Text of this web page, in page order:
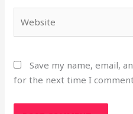
Save my name, email,
for the next time I